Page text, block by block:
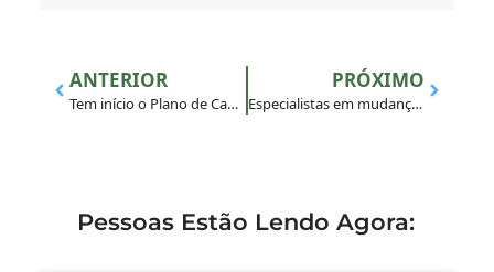
ANTERIOR
Tem início o Plano de Candidatos 2019
PRÓXIMO
Especialistas em mudanças
Pessoas Estão Lendo Agora: